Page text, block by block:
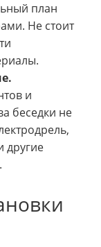
план
Не стоит
и
беседки не
другие